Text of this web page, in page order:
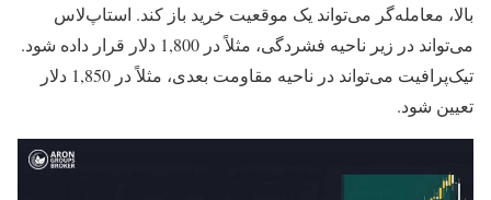
بالا، معامله‌گر می‌تواند یک موقعیت خرید باز کند. استاپ‌لاس
می‌تواند در زیر ناحیه فشردگی، مثلاً در 1,800 دلار قرار داده شود.
تیک‌پرافیت می‌تواند در ناحیه مقاومت بعدی، مثلاً در 1,850 دلار
تعیین شود.